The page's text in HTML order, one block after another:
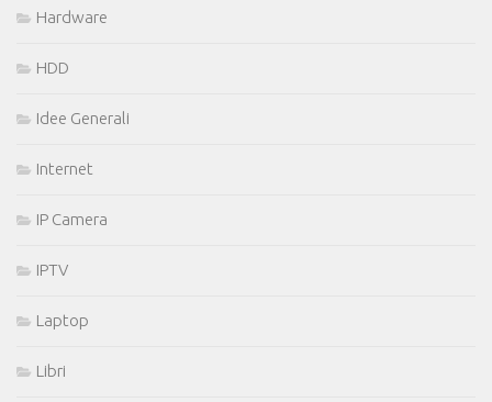
Hardware
HDD
Idee Generali
Internet
IP Camera
IPTV
Laptop
Libri